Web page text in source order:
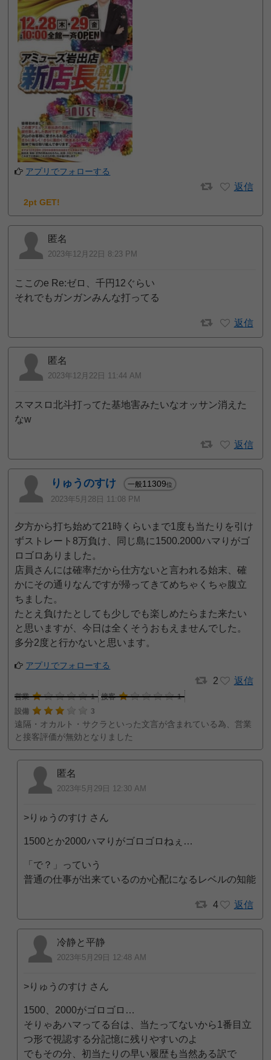
アプリでフォローする
返信
2pt GET!
匿名
2023年12月22日 8:23 PM
ここのe Re:ゼロ、千円12ぐらい
それでもガンガンみんな打ってる
返信
匿名
2023年12月22日 11:44 AM
スマスロ北斗打ってた基地害みたいなオッサン消えた
なw
返信
りゅうのすけ 一般11309位
2023年5月28日 11:08 PM
夕方から打ち始めて21時くらいまで1度も当たりを引け
ずストレート8万負け、同じ島に1500.2000ハマりがゴ
ロゴロありました。
店員さんには確率だから仕方ないと言われる始末、確
かにその通りなんですが帰ってきてめちゃくちゃ腹立
ちました。
たとえ負けたとしても少しでも楽しめたらまた来たい
と思いますが、今日は全くそうおもえませんでした。
多分2度と行かないと思います。
アプリでフォローする
2 返信
営業 1 接客
1
設備
3
遠隔・オカルト・サクラといった文言が含まれている為、営業
と接客評価が無効となりました
匿名
2023年5月29日 12:30 AM
>りゅうのすけ さん
1500とか2000ハマりがゴロゴロねぇ…
「で？」っていう
普通の仕事が出来ているのか心配になるレベルの知能
4 返信
冷静と平静
2023年5月29日 12:48 AM
>りゅうのすけ さん
1500、2000がゴロゴロ…
そりゃあハマってる台は、当たってないから1番目立
つ形で視認する分記憶に残りやすいのよ
でもその分、初当たりの早い履歴も当然ある訳で